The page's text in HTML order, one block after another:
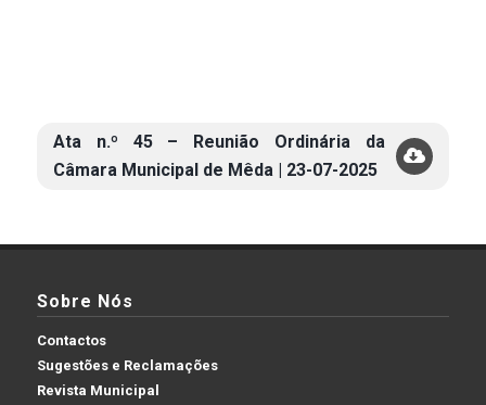
Ata n.º 45 – Reunião Ordinária da
Câmara Municipal de Mêda | 23-07-2025
Sobre Nós
Contactos
Sugestões e Reclamações
Revista Municipal